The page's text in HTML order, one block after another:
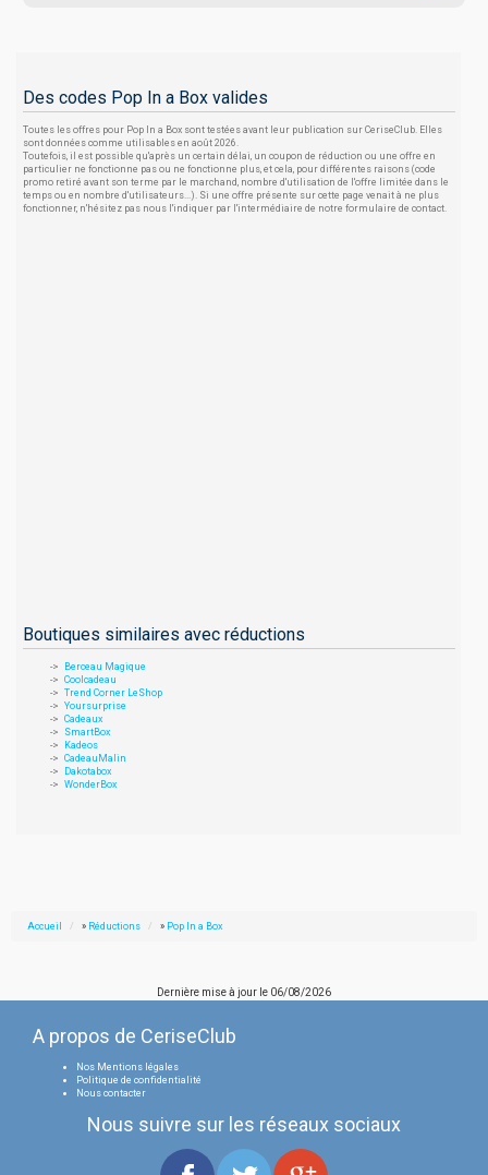
Des codes Pop In a Box valides
Toutes les offres pour Pop In a Box sont testées avant leur publication sur CeriseClub. Elles
sont données comme utilisables en août 2026.
Toutefois, il est possible qu'après un certain délai, un coupon de réduction ou une offre en
particulier ne fonctionne pas ou ne fonctionne plus, et cela, pour différentes raisons (code
promo retiré avant son terme par le marchand, nombre d'utilisation de l'offre limitée dans le
temps ou en nombre d'utilisateurs...). Si une offre présente sur cette page venait à ne plus
fonctionner, n'hésitez pas nous l'indiquer par l'intermédiaire de notre formulaire de contact.
Boutiques similaires avec réductions
Berceau Magique
Coolcadeau
Trend Corner LeShop
Yoursurprise
Cadeaux
SmartBox
Kadeos
CadeauMalin
Dakotabox
WonderBox
Accueil » Réductions » Pop In a Box
Dernière mise à jour le 06/08/2026
A propos de CeriseClub
Nos Mentions légales
Politique de confidentialité
Nous contacter
Nous suivre sur les réseaux sociaux